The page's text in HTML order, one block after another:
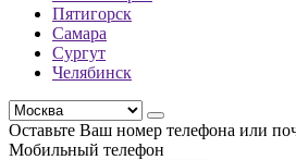
Пятигорск
Самара
Сургут
Челябинск
Оставьте Ваш номер телефона или
Мобильный телефон